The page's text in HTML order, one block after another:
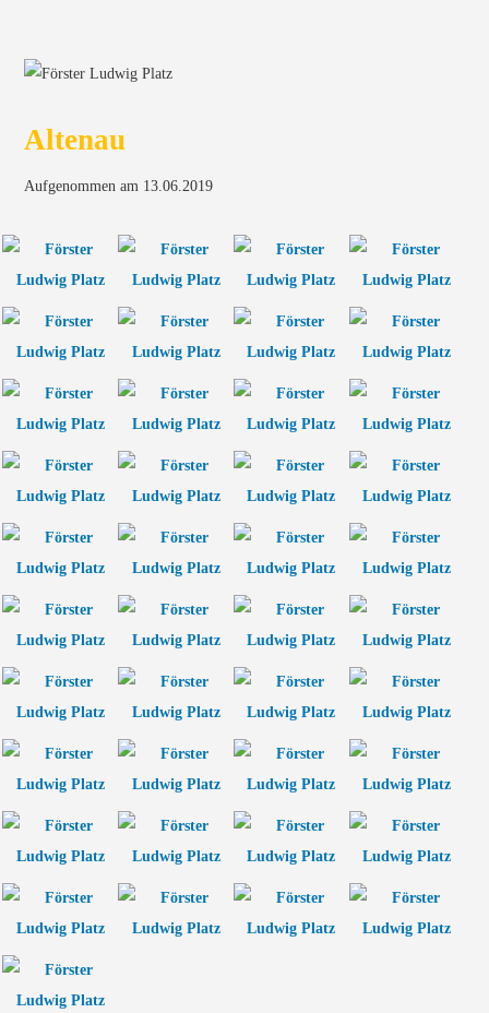
Altenau
Aufgenommen am 13.06.2019